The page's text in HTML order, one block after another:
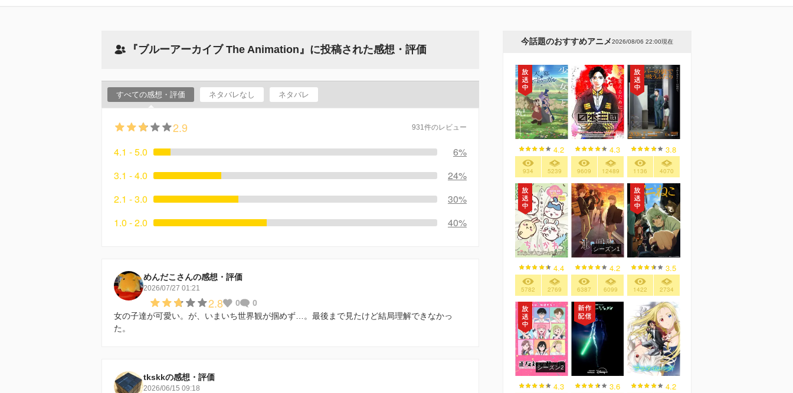
『ブルーアーカイブ The Animation』に投稿された感想・評価
すべての感想・評価 ネタバレなし ネタバレ
2.9 931件のレビュー
4.1 - 5.0
6%
3.1 - 4.0
24%
2.1 - 3.0
30%
1.0 - 2.0
40%
めんだこさんの感想・評価
2026/07/27 01:21
2.8 0
0
女の子達が可愛い。が、いまいち世界観が掴めず…。最後まで見たけど結局理解できなかっ
た。
tkskkの感想・評価
2026/06/15 09:18
今話題のおすすめアニメ2026/08/06 22:00現在
4.2
934 5239
4.3
9609 12489
3.8
1136 4070
4.4
5782 2769
シーズン1
4.2
6387 6099
3.5
1422 2734
シーズン2
4.3 3.6 4.2